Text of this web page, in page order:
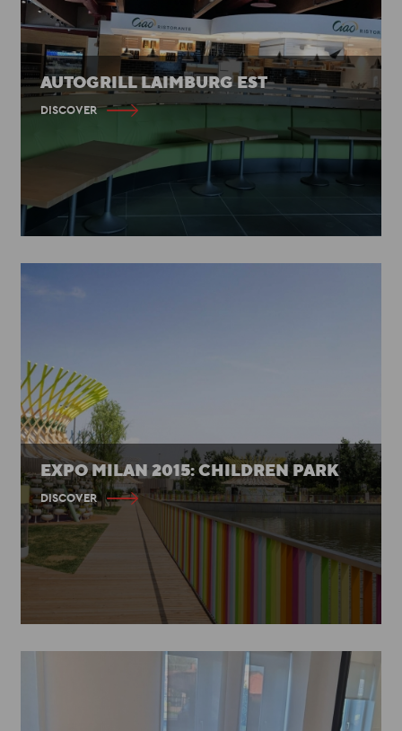
AUTOGRILL LAIMBURG EST
DISCOVER
EXPO MILAN 2015: CHILDREN PARK
DISCOVER